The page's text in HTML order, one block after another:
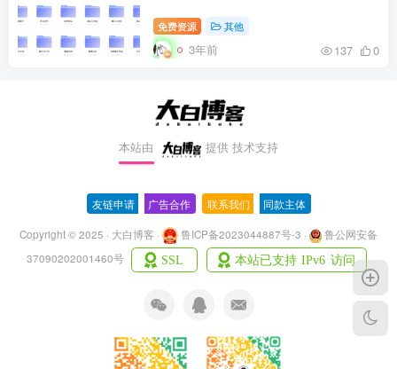
免费资源 其他
3年前 137 0
本站由 提供 技术支持
友链申请 广告合作 联系我们 同款主体
Copyright © 2025 · 大白博客 · 鲁ICP备2023044887号-3 ·
鲁公网安备
37090202001460号